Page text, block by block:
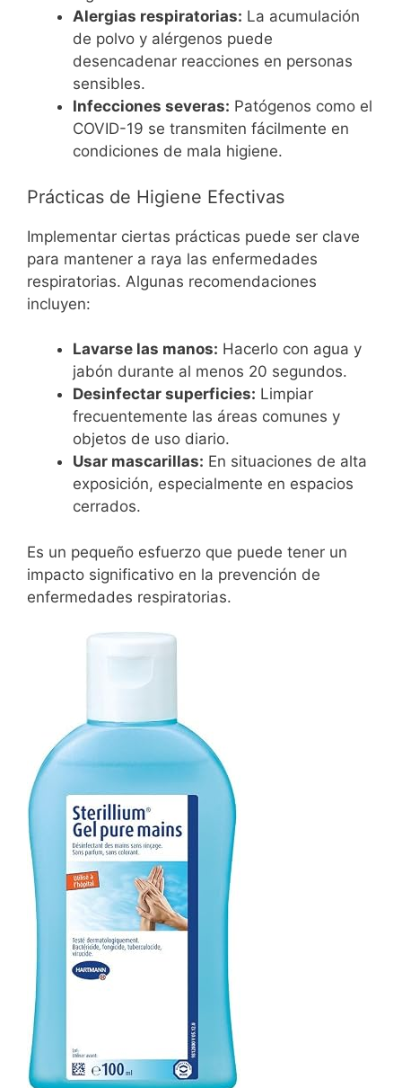
Alergias respiratorias: La acumulación
de polvo y alérgenos puede
desencadenar reacciones en personas
sensibles.
Infecciones severas: Patógenos como el
COVID-19 se transmiten fácilmente en
condiciones de mala higiene.
Prácticas de Higiene Efectivas
Implementar ciertas prácticas puede ser clave
para mantener a raya las enfermedades
respiratorias. Algunas recomendaciones
incluyen:
Lavarse las manos: Hacerlo con agua y
jabón durante al menos 20 segundos.
Desinfectar superficies: Limpiar
frecuentemente las áreas comunes y
objetos de uso diario.
Usar mascarillas: En situaciones de alta
exposición, especialmente en espacios
cerrados.
Es un pequeño esfuerzo que puede tener un
impacto significativo en la prevención de
enfermedades respiratorias.